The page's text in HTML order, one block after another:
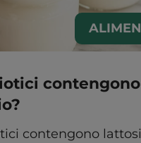
contengono
contengono